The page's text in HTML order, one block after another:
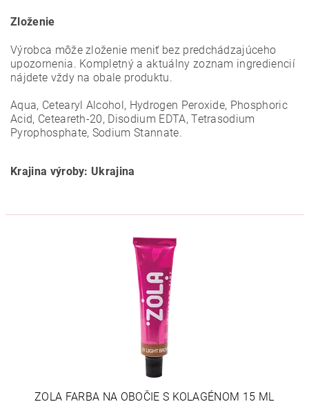
Zloženie
Výrobca môže zloženie meniť bez predchádzajúceho
upozornenia. Kompletný a aktuálny zoznam ingrediencií
nájdete vždy na obale produktu.
Aqua, Cetearyl Alcohol, Hydrogen Peroxide, Phosphoric
Acid, Ceteareth-20, Disodium EDTA, Tetrasodium
Pyrophosphate, Sodium Stannate.
Krajina výroby: Ukrajina
ZOLA FARBA NA OBOČIE S KOLAGÉNOM 15 ML